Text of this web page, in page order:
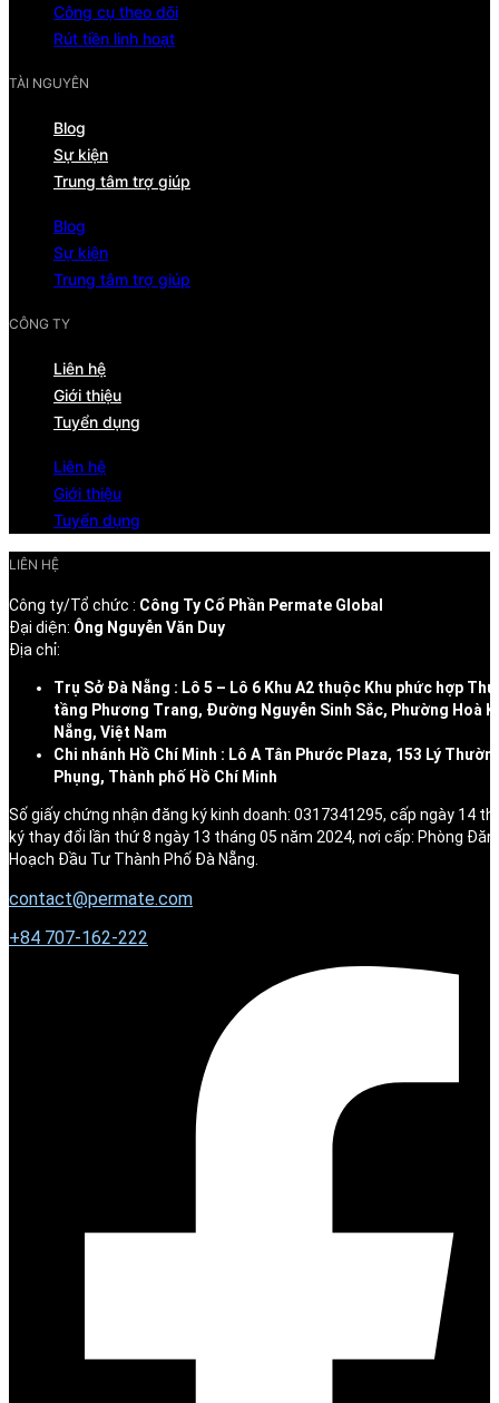
Công cụ theo dõi
Rút tiền linh hoạt
TÀI NGUYÊN
Blog
Sự kiện
Trung tâm trợ giúp
Blog
Sự kiện
Trung tâm trợ giúp
CÔNG TY
Liên hệ
Giới thiệu
Tuyển dụng
Liên hệ
Giới thiệu
Tuyển dụng
LIÊN HỆ
Công ty/Tổ chức : Công Ty Cổ Phần Permate Global
Đại diện: Ông Nguyễn Văn Duy
Địa chỉ:
Trụ Sở Đà Nẵng : Lô 5 – Lô 6 Khu A2 thuộc Khu phức hợp
tầng Phương Trang, Đường Nguyễn Sinh Sắc, Phường Hoà
Nẵng, Việt Nam
Chi nhánh Hồ Chí Minh : Lô A Tân Phước Plaza, 153 Lý
Phụng, Thành phố Hồ Chí Minh
Số giấy chứng nhận đăng ký kinh doanh: 0317341295, cấp ngày 14
ký thay đổi lần thứ 8 ngày 13 tháng 05 năm 2024, nơi cấp: Phòng
Hoạch Đầu Tư Thành Phố Đà Nẵng.
contact@permate.com
+84 707-162-222